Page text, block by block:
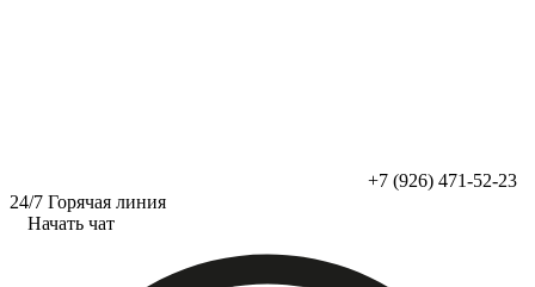
+7 (926) 471-52-23
24/7 Горячая линия
Начать чат